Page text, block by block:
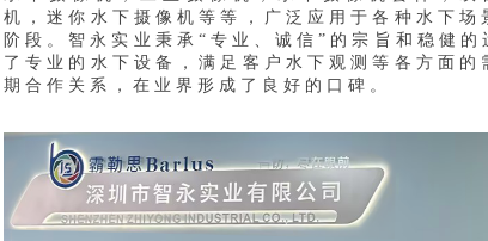
机，迷你水下摄像机等等，广泛应用于各种水下场
阶段。智永实业秉承“专业、诚信”的宗旨和稳健
了专业的水下设备，满足客户水下观测等各方面的
期合作关系，在业界形成了良好的口碑。